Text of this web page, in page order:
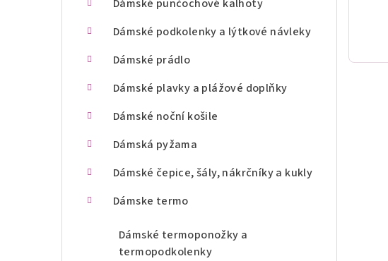
Dámské punčochové kalhoty
Dámské podkolenky a lýtkové návleky
Dámské prádlo
Dámské plavky a plážové doplňky
Dámské noční košile
Dámská pyžama
Dámské čepice, šály, nákrčníky a kukly
Dámske termo
Dámské termoponožky a
termopodkolenky